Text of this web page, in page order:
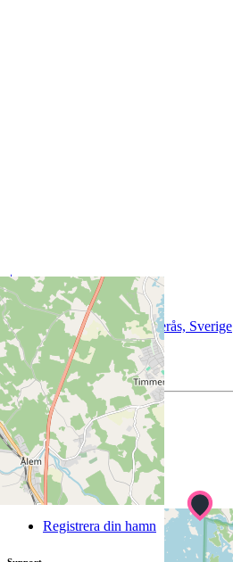
+−
©
OpenStreetMap
turism@monsteras.se
Sjögatan 29, 383 22 Mönsterås, Sverige
57.0411172, 16.4491506
Företag
Om oss
Kunder
Registrera din hamn